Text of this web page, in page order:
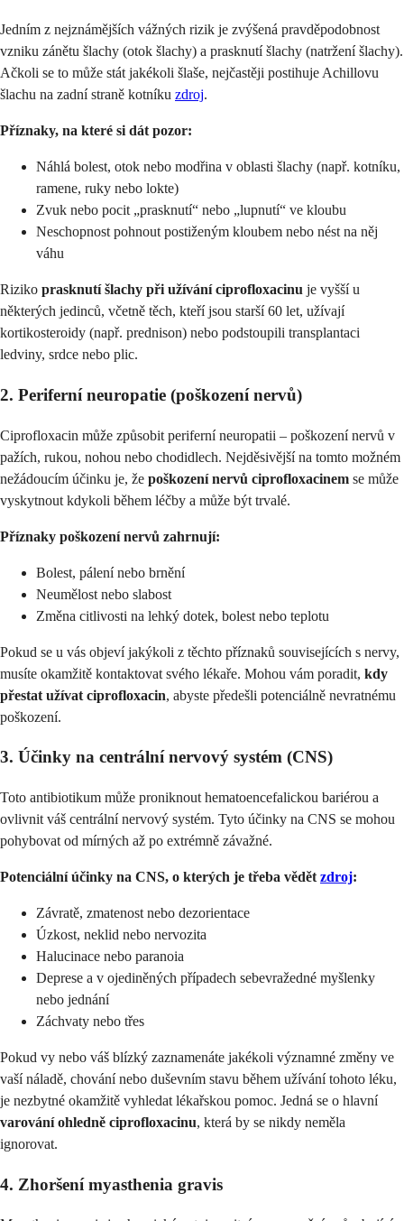
Jedním z nejznámějších vážných rizik je zvýšená pravděpodobnost
vzniku zánětu šlachy (otok šlachy) a prasknutí šlachy (natržení šlachy).
Ačkoli se to může stát jakékoli šlaše, nejčastěji postihuje Achillovu
šlachu na zadní straně kotníku zdroj.
Příznaky, na které si dát pozor:
Náhlá bolest, otok nebo modřina v oblasti šlachy (např. kotníku,
ramene, ruky nebo lokte)
Zvuk nebo pocit „prasknutí“ nebo „lupnutí“ ve kloubu
Neschopnost pohnout postiženým kloubem nebo nést na něj
váhu
Riziko prasknutí šlachy při užívání ciprofloxacinu je vyšší u
některých jedinců, včetně těch, kteří jsou starší 60 let, užívají
kortikosteroidy (např. prednison) nebo podstoupili transplantaci
ledviny, srdce nebo plic.
2. Periferní neuropatie (poškození nervů)
Ciprofloxacin může způsobit periferní neuropatii – poškození nervů v
pažích, rukou, nohou nebo chodidlech. Nejděsivější na tomto možném
nežádoucím účinku je, že poškození nervů ciprofloxacinem se může
vyskytnout kdykoli během léčby a může být trvalé.
Příznaky poškození nervů zahrnují:
Bolest, pálení nebo brnění
Neumělost nebo slabost
Změna citlivosti na lehký dotek, bolest nebo teplotu
Pokud se u vás objeví jakýkoli z těchto příznaků souvisejících s nervy,
musíte okamžitě kontaktovat svého lékaře. Mohou vám poradit, kdy
přestat užívat ciprofloxacin, abyste předešli potenciálně nevratnému
poškození.
3. Účinky na centrální nervový systém (CNS)
Toto antibiotikum může proniknout hematoencefalickou bariérou a
ovlivnit váš centrální nervový systém. Tyto účinky na CNS se mohou
pohybovat od mírných až po extrémně závažné.
Potenciální účinky na CNS, o kterých je třeba vědět zdroj:
Závratě, zmatenost nebo dezorientace
Úzkost, neklid nebo nervozita
Halucinace nebo paranoia
Deprese a v ojediněných případech sebevražedné myšlenky
nebo jednání
Záchvaty nebo třes
Pokud vy nebo váš blízký zaznamenáte jakékoli významné změny ve
vaší náladě, chování nebo duševním stavu během užívání tohoto léku,
je nezbytné okamžitě vyhledat lékařskou pomoc. Jedná se o hlavní
varování ohledně ciprofloxacinu, která by se nikdy neměla
ignorovat.
4. Zhoršení myasthenia gravis